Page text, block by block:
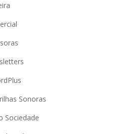
Sonoras
Sociedade